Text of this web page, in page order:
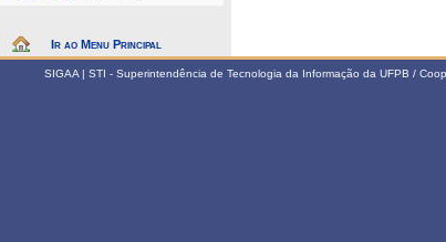
Ir ao Menu Principal
SIGAA | STI - Superintendência de Tecnologia da Informação da UFPB /